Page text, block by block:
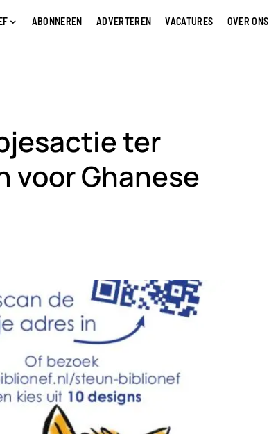
ABONNEREN ADVERTEREN VACATURES OVER ONS
ter
voor Ghanese